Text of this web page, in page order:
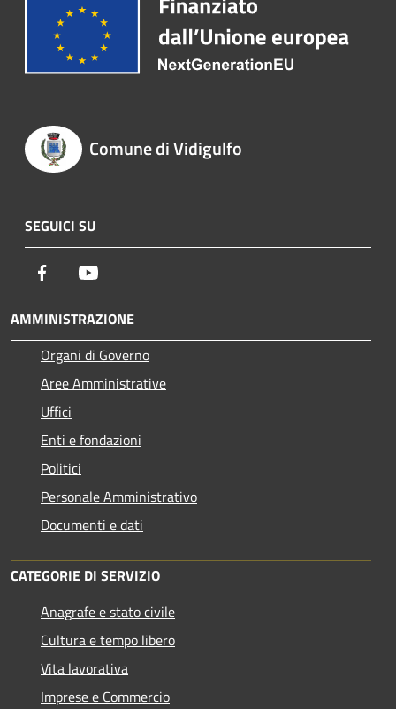
Comune di Vidigulfo
SEGUICI SU
Facebook
AMMINISTRAZIONE
Organi di Governo
Aree Amministrative
Uffici
Enti e fondazioni
Politici
Personale Amministrativo
Documenti e dati
CATEGORIE DI SERVIZIO
Anagrafe e stato civile
Cultura e tempo libero
Vita lavorativa
Imprese e Commercio